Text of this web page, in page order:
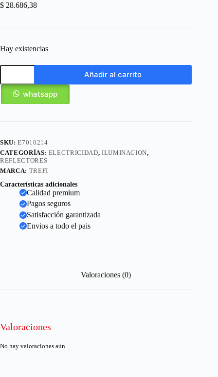
$ 28.686,38
Hay existencias
Añadir al carrito
whatsapp
SKU:E7010214
CATEGORÍAS: ELECTRICIDAD, ILUMINACION,
REFLECTORES
MARCA: TREFI
Características adicionales
Calidad premium
Pagos seguros
Satisfacción garantizada
Envios a todo el pais
Valoraciones (0)
Valoraciones
No hay valoraciones aún.